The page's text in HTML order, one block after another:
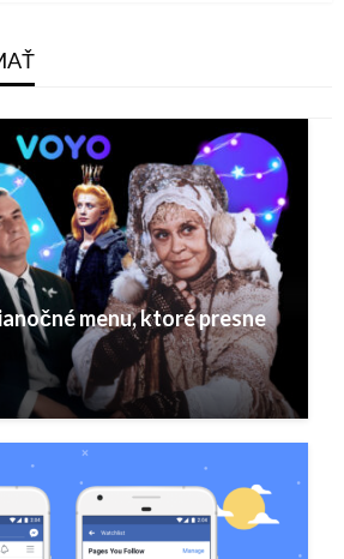
menu, ktoré presne